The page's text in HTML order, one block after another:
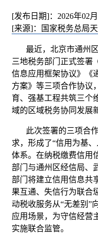
[发布日期]：2026年02月
[来源]：国家税务总局
最近，北京市通州区
三地税务部门正式签署
信息应用框架协议》《
方案》等三项合作协议
育、强基工程共筑三个
域的区域税务协同发展
此次签署的三项合作
求，形成了“信用为基
体系。在纳税缴费信用
部门与通州区经信局、
部门将建立信用信息共
果互通、失信行为联合
动税收服务从“无差别”
应用场景，为守信经营
实施联合监管。